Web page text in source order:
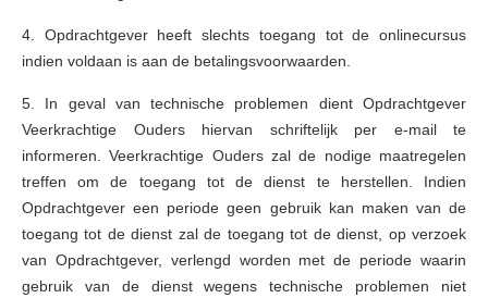
4. Opdrachtgever heeft slechts toegang tot de onlinecursus
indien voldaan is aan de betalingsvoorwaarden.
5. In geval van technische problemen dient Opdrachtgever
Veerkrachtige Ouders hiervan schriftelijk per e-mail te
informeren. Veerkrachtige Ouders zal de nodige maatregelen
treffen om de toegang tot de dienst te herstellen. Indien
Opdrachtgever een periode geen gebruik kan maken van de
toegang tot de dienst zal de toegang tot de dienst, op verzoek
van Opdrachtgever, verlengd worden met de periode waarin
gebruik van de dienst wegens technische problemen niet